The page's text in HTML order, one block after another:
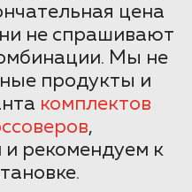
цена
не спрашивают
Мы не
продукты и
комплектов
,
рекомендуем к